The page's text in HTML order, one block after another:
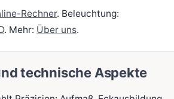
Rechner. Beleuchtung:
. Mehr: Über uns.
technische Aspekte